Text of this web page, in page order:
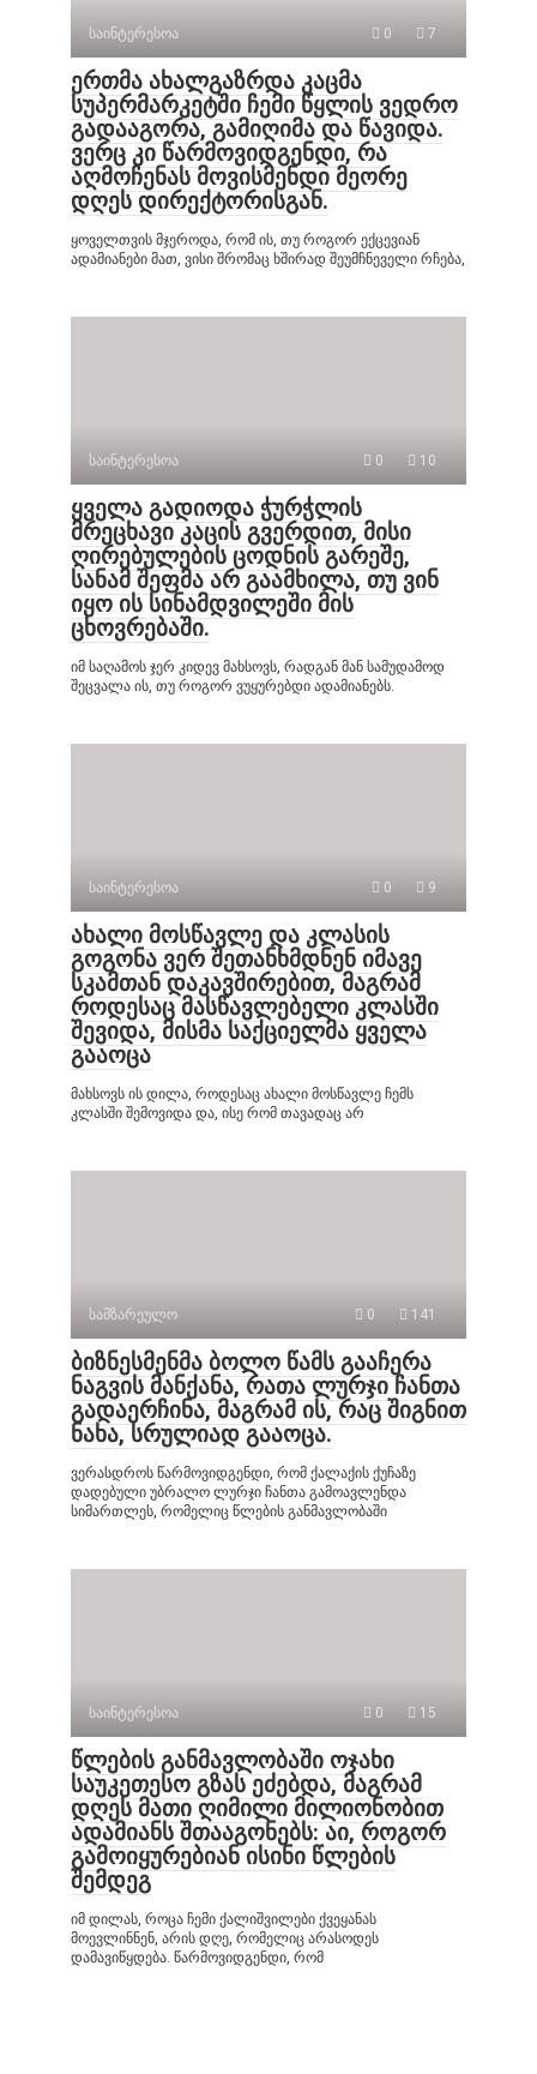
საინტერესოა 0 7
ერთმა ახალგაზრდა კაცმა
სუპერმარკეტში ჩემი წყლის ვედრო
გადააგორა, გამიღიმა და წავიდა.
ვერც კი წარმოვიდგენდი, რა
აღმოჩენას მოვისმენდი მეორე
დღეს დირექტორისგან.
ყოველთვის მჯეროდა, რომ ის, თუ როგორ ექცევიან
ადამიანები მათ, ვისი შრომაც ხშირად შეუმჩნეველი რჩება,
საინტერესოა 0 10
ყველა გადიოდა ჭურჭლის
მრეცხავი კაცის გვერდით, მისი
ღირებულების ცოდნის გარეშე,
სანამ შეფმა არ გაამხილა, თუ ვინ
იყო ის სინამდვილეში მის
ცხოვრებაში.
იმ საღამოს ჯერ კიდევ მახსოვს, რადგან მან სამუდამოდ
შეცვალა ის, თუ როგორ ვუყურებდი ადამიანებს.
საინტერესოა 0 9
ახალი მოსწავლე და კლასის
გოგონა ვერ შეთანხმდნენ იმავე
სკამთან დაკავშირებით, მაგრამ
როდესაც მასწავლებელი კლასში
შევიდა, მისმა საქციელმა ყველა
გააოცა
მახსოვს ის დილა, როდესაც ახალი მოსწავლე ჩემს
კლასში შემოვიდა და, ისე რომ თავადაც არ
სამზარეულო 0 141
ბიზნესმენმა ბოლო წამს გააჩერა
ნაგვის მანქანა, რათა ლურჯი ჩანთა
გადაერჩინა, მაგრამ ის, რაც შიგნით
ნახა, სრულიად გააოცა.
ვერასდროს წარმოვიდგენდი, რომ ქალაქის ქუჩაზე
დადებული უბრალო ლურჯი ჩანთა გამოავლენდა
სიმართლეს, რომელიც წლების განმავლობაში
საინტერესოა 0 15
წლების განმავლობაში ოჯახი
საუკეთესო გზას ეძებდა, მაგრამ
დღეს მათი ღიმილი მილიონობით
ადამიანს შთააგონებს: აი, როგორ
გამოიყურებიან ისინი წლების
შემდეგ
იმ დილას, როცა ჩემი ქალიშვილები ქვეყანას
მოევლინნენ, არის დღე, რომელიც არასოდეს
დამავიწყდება. წარმოვიდგენდი, რომ